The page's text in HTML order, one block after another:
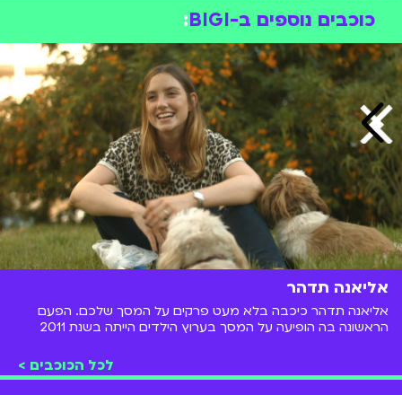
כוכבים נוספים ב-BIGI :
אליאנה תדהר
אליאנה תדהר כיכבה בלא מעט פרקים על המסך שלכם. הפעם
הראשונה בה הופיעה על המסך בערוץ הילדים הייתה בשנת 2011
למצוא כמה וכמה פסטיגלים, תפקידים בסדרות גאליס ו-
Oboy,השתתפות בהצגות, במופעים ובסרטים שונים וגם שירים
לכל הכוכבים >